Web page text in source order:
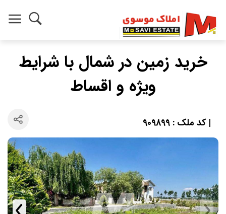
خرید زمين در شمال با شرایط
ویژه و اقساط
| کد ملک : 909899